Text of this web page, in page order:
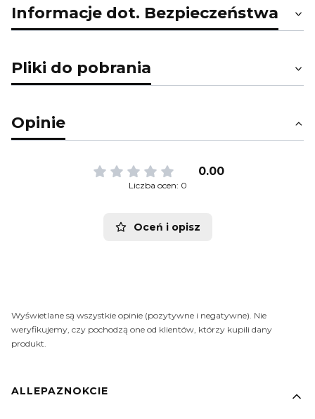
Informacje dot. Bezpieczeństwa
Pliki do pobrania
Opinie
0.00
Liczba ocen: 0
Oceń i opisz
Wyświetlane są wszystkie opinie (pozytywne i negatywne). Nie
weryfikujemy, czy pochodzą one od klientów, którzy kupili dany
produkt.
Linki w stopce
ALLEPAZNOKCIE